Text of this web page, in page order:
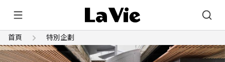
首頁 特別企劃